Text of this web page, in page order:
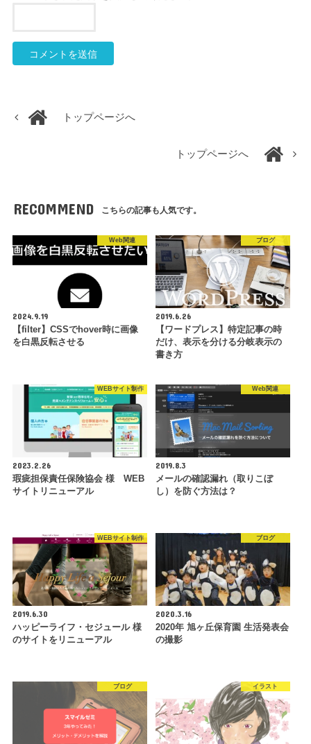
トップページへ
トップページへ
RECOMMEND こちらの記事も人気です。
Web関連
2024.9.19
【filter】CSSでhover時に画像
を白黒反転させる
ブログ
2019.6.26
【ワードプレス】特定記事の時
だけ、表示を分ける分岐表示の
書き方
WEBサイト制作
2023.2.26
瑕疵担保責任保険協会 様 WEB
サイトリニューアル
Web関連
2019.8.3
メールの確認漏れ（取りこぼ
し）を防ぐ方法は？
WEBサイト制作
2019.6.30
ハッピーライフ・セジュール 様
のサイトをリニューアル
ブログ
2020.3.16
2020年 旭ヶ丘保育園 生活発表会
の撮影
ブログ イラスト